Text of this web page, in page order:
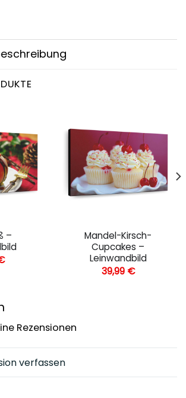
–
Mandel-Kirsch-
Cupcakes –
Leinwandbild
39,99 €
Rezensionen
verfassen